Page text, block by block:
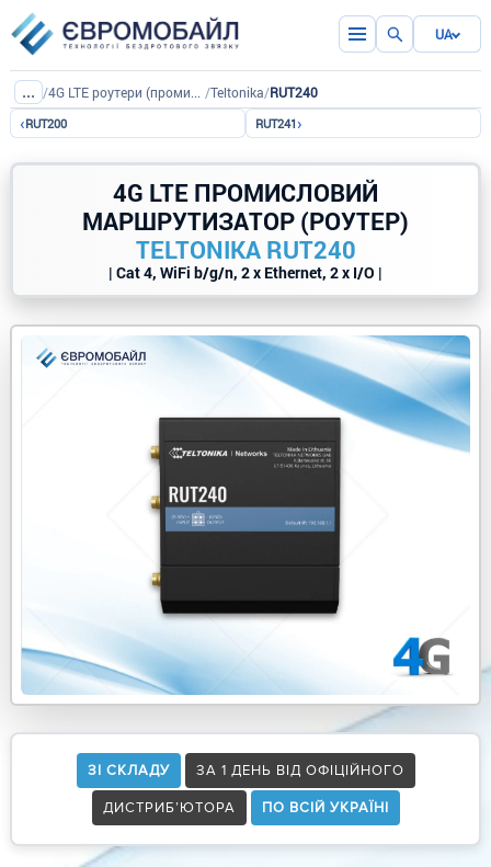
UA
... / 4G LTE роутери (промислові) /Teltonika/RUT240
‹RUT200 RUT241 ›
4G LTE ПРОМИСЛОВИЙ
МАРШРУТИЗАТОР (РОУТЕР)
TELTONIKA RUT240
| Cat 4, WiFi b/g/n, 2 x Ethernet, 2 x I/O |
ЗІ СКЛАДУ ЗА 1 ДЕНЬ ВІД ОФІЦІЙНОГО
ДИСТРИБ’ЮТОРА ПО ВСІЙ УКРАЇНІ